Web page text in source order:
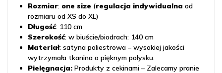
Rozmiar: one size (regulacja indywidualna od
rozmiaru od XS do XL)
Długość: 110 cm
Szerokość: w biuście/biodrach: 140 cm
Materiał: satyna poliestrowa – wysokiej jakości
wytrzymała tkanina o pięknym połysku.
Pielęgnacja: Produkty z cekinami – Zalecamy pranie